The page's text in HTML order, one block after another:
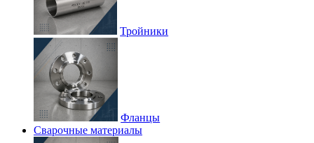
Тройники
Фланцы
Сварочные материалы